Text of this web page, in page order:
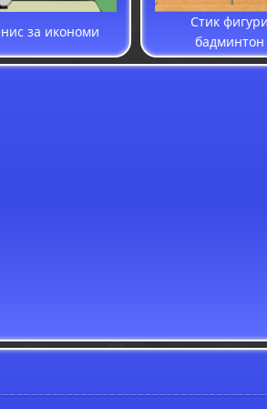
за икономи
Стик фигури
бадминтон